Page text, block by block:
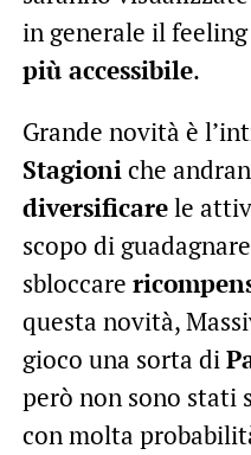
in generale il
più accessibile.
Grande novità è
Stagioniche
diversificarele
scopo di
sbloccare
questa novità,
gioco una sorta di
però non sono stati
con molta